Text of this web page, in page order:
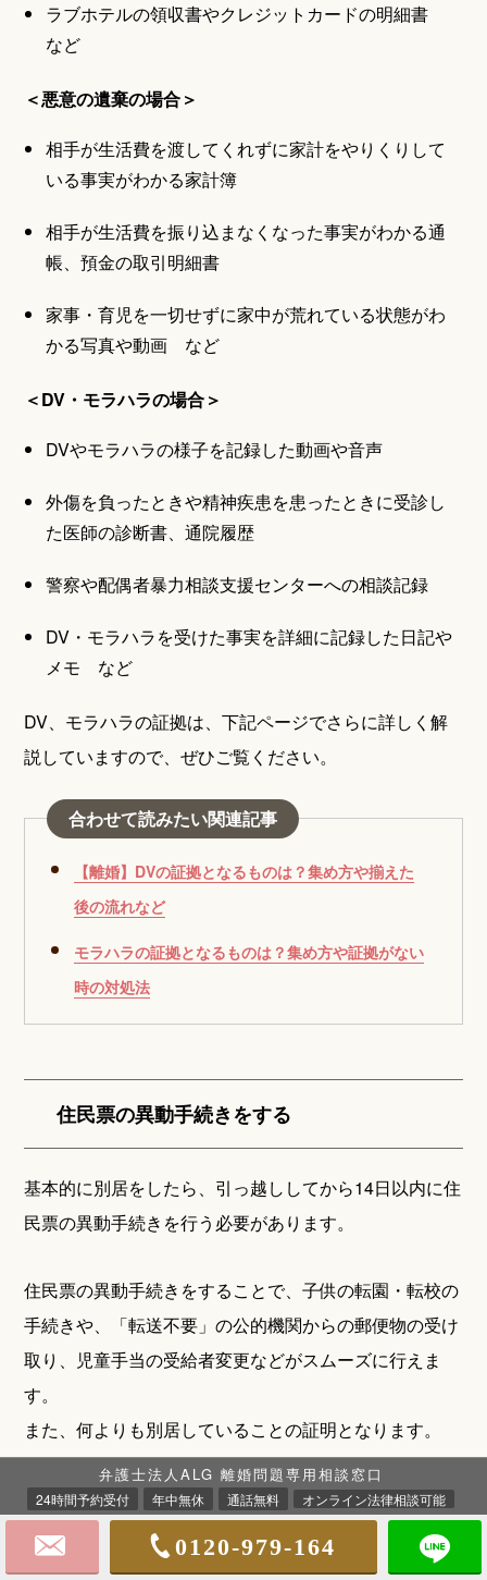
ラブホテルの領収書やクレジットカードの明細書
など
＜悪意の遺棄の場合＞
相手が生活費を渡してくれずに家計をやりくりして
いる事実がわかる家計簿
相手が生活費を振り込まなくなった事実がわかる通
帳、預金の取引明細書
家事・育児を一切せずに家中が荒れている状態がわ
かる写真や動画 など
＜DV・モラハラの場合＞
DVやモラハラの様子を記録した動画や音声
外傷を負ったときや精神疾患を患ったときに受診し
た医師の診断書、通院履歴
警察や配偶者暴力相談支援センターへの相談記録
DV・モラハラを受けた事実を詳細に記録した日記や
メモ など
DV、モラハラの証拠は、下記ページでさらに詳しく解
説していますので、ぜひご覧ください。
合わせて読みたい関連記事
【離婚】DVの証拠となるものは？集め方や揃えた
後の流れなど
モラハラの証拠となるものは？集め方や証拠がない
時の対処法
住民票の異動手続きをする
基本的に別居をしたら、引っ越ししてから14日以内に住
民票の異動手続きを行う必要があります。
住民票の異動手続きをすることで、子供の転園・転校の
手続きや、「転送不要」の公的機関からの郵便物の受け
取り、児童手当の受給者変更などがスムーズに行えま
す。
また、何よりも別居していることの証明となります。
ただし、DV被害やストーカー被害など、相手に転居後
の住所を知られたくない事情がある場合は、住民票の異
動手続きをする際、役所に相談して閲覧制限を申し出る
弁護士法人ALG 離婚問題専用相談窓口
24時間予約受付 年中無休 通話無料 オンライン法律相談可能
0120-979-164